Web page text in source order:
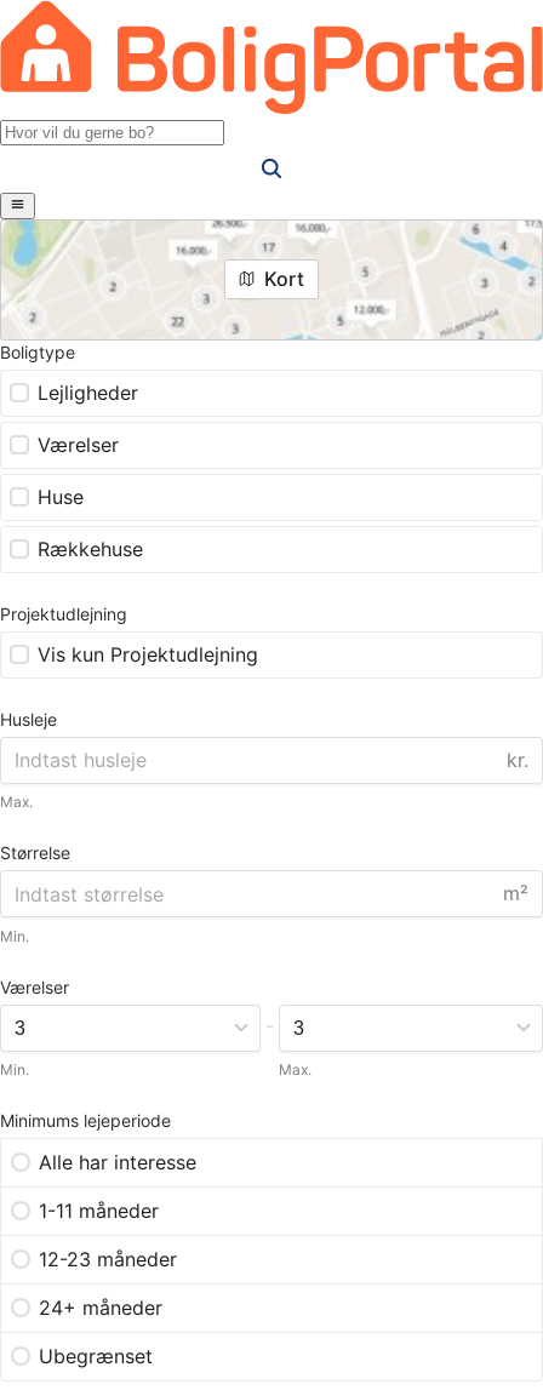
Kort
Boligtype
Lejligheder
Værelser
Huse
Rækkehuse
Projektudlejning
Vis kun Projektudlejning
Husleje
kr.
Max.
Størrelse
m²
Min.
Værelser
Min.
-
Max.
Minimums lejeperiode
Alle har interesse
1-11 måneder
12-23 måneder
24+ måneder
Ubegrænset